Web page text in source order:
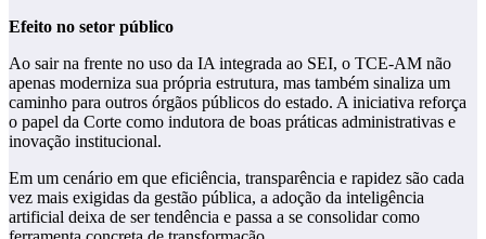
Efeito no setor público
Ao sair na frente no uso da IA integrada ao SEI, o TCE-AM não
apenas moderniza sua própria estrutura, mas também sinaliza um
caminho para outros órgãos públicos do estado. A iniciativa reforça
o papel da Corte como indutora de boas práticas administrativas e
inovação institucional.
Em um cenário em que eficiência, transparência e rapidez são cada
vez mais exigidas da gestão pública, a adoção da inteligência
artificial deixa de ser tendência e passa a se consolidar como